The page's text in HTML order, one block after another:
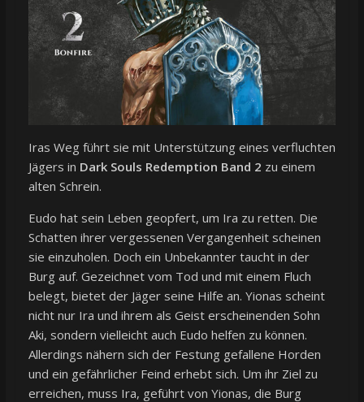
Iras Weg führt sie mit Unterstützung eines verfluchten
Jägers in Dark Souls Redemption Band 2 zu einem
alten Schrein.
Eudo hat sein Leben geopfert, um Ira zu retten. Die
Schatten ihrer vergessenen Vergangenheit scheinen
sie einzuholen. Doch ein Unbekannter taucht in der
Burg auf. Gezeichnet vom Tod und mit einem Fluch
belegt, bietet der Jäger seine Hilfe an. Yionas scheint
nicht nur Ira und ihrem als Geist erscheinenden Sohn
Aki, sondern vielleicht auch Eudo helfen zu können.
Allerdings nähern sich der Festung gefallene Horden
und ein gefährlicher Feind erhebt sich. Um ihr Ziel zu
erreichen, muss Ira, geführt von Yionas, die Burg